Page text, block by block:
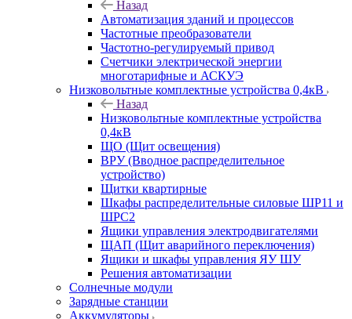
Назад
Автоматизация зданий и процессов
Частотные преобразователи
Частотно-регулируемый привод
Счетчики электрической энергии
многотарифные и АСКУЭ
Низковольтные комплектные устройства 0,4кВ
Назад
Низковольтные комплектные устройства
0,4кВ
ЩО (Щит освещения)
ВРУ (Вводное распределительное
устройство)
Щитки квартирные
Шкафы распределительные силовые ШР11 и
ШРС2
Ящики управления электродвигателями
ЩАП (Щит аварийного переключения)
Ящики и шкафы управления ЯУ ШУ
Решения автоматизации
Солнечные модули
Зарядные станции
Аккумуляторы